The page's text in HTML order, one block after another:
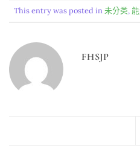
This entry was posted in未分类,
FHSJP